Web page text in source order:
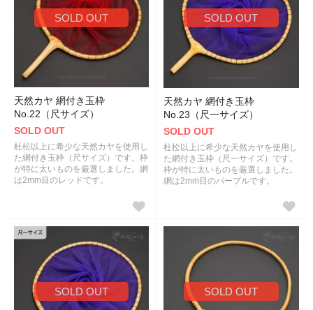
SOLD OUT
天然カヤ 網付き玉枠
No.22（尺サイズ）
SOLD OUT
杜松以上に希少な天然カヤを使用し
た網付き玉枠（尺サイズ）です。枠
が特に太いものを厳選しました。網
は2mm目のレッドです。
SOLD OUT
天然カヤ 網付き玉枠
No.23（尺一サイズ）
SOLD OUT
杜松以上に希少な天然カヤを使用し
た網付き玉枠（尺一サイズ）です。
枠が特に太いものを厳選しました。
網は2mm目のパープルです。
SOLD OUT SOLD OUT